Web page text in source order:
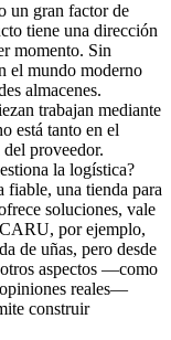
un gran factor de
tiene una dirección
momento. Sin
el mundo moderno
almacenes.
trabajan mediante
está tanto en el
proveedor.
la logística?
fiable, una tienda para
soluciones, vale
por ejemplo,
de uñas, pero desde
aspectos —como
reales—
construir